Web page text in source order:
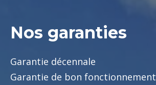
Nos garanties
Garantie décennale
Garantie de bon fonctionnement